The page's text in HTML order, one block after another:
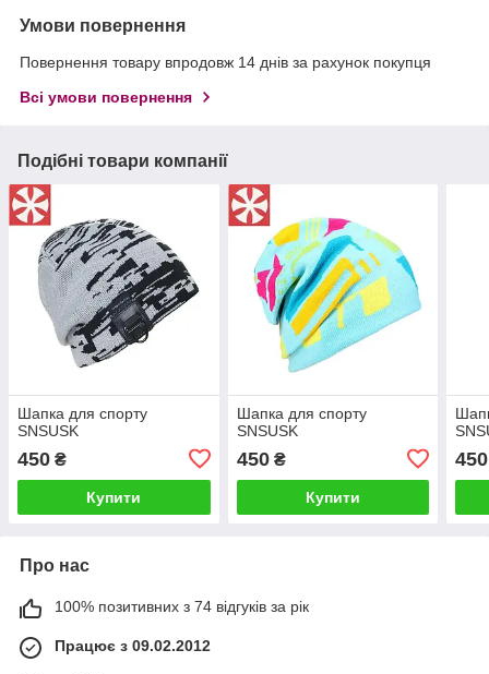
Умови повернення
Повернення товару впродовж 14 днів за рахунок покупця
Всі умови повернення
Подібні товари компанії
Шапка для спорту
SNSUSK
450 ₴
Купити
Шапка для спорту
SNSUSK
450₴
Купити
450
Про нас
100% позитивних з 74 відгуків за рік
Працює з 09.02.2012